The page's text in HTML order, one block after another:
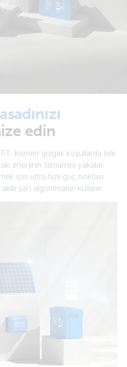
edin
kısmen gölgeli koşullarda bile
enerjinin tamamını yakalar.
için ultra hızlı güç noktası
şarj algoritmaları kullanır.